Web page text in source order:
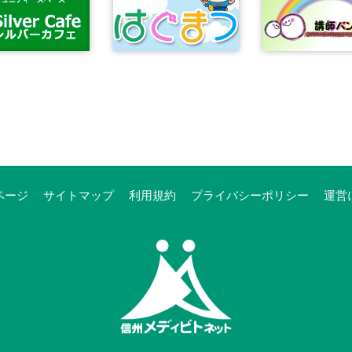
ージ サイトマップ 利用規約 プライバシーポリシー 運営